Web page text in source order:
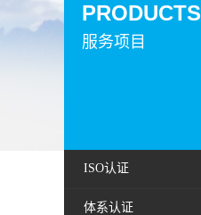
服务项目
PRODUCTS
ISO认证
体系认证